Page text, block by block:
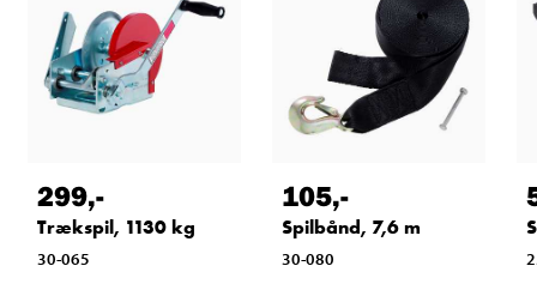
299,-
Trækspil, 1130 kg
30-065
105,-
Spilbånd, 7,6 m
30-080